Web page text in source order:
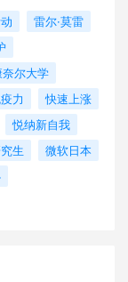
雷尔·莫雷
奈尔大学
力
快速上涨
悦纳新自我
生
微软日本